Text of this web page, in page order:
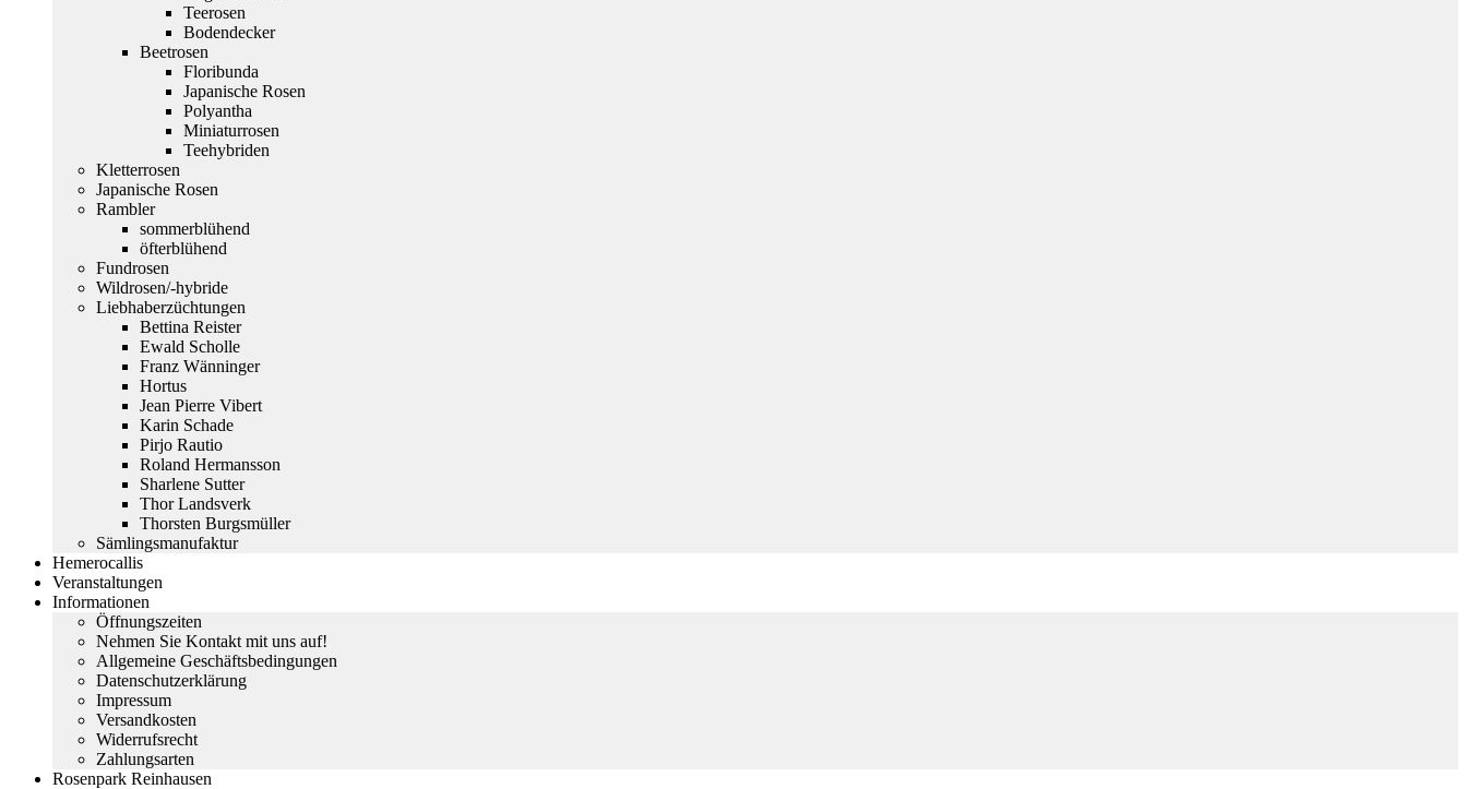
Teerosen
Bodendecker
Beetrosen
Floribunda
Japanische Rosen
Polyantha
Miniaturrosen
Teehybriden
Kletterrosen
Japanische Rosen
Rambler
sommerblühend
öfterblühend
Fundrosen
Wildrosen/-hybride
Liebhaberzüchtungen
Bettina Reister
Ewald Scholle
Franz Wänninger
Hortus
Jean Pierre Vibert
Karin Schade
Pirjo Rautio
Roland Hermansson
Sharlene Sutter
Thor Landsverk
Thorsten Burgsmüller
Sämlingsmanufaktur
Hemerocallis
Veranstaltungen
Informationen
Öffnungszeiten
Nehmen Sie Kontakt mit uns auf!
Allgemeine Geschäftsbedingungen
Datenschutzerklärung
Impressum
Versandkosten
Widerrufsrecht
Zahlungsarten
Rosenpark Reinhausen